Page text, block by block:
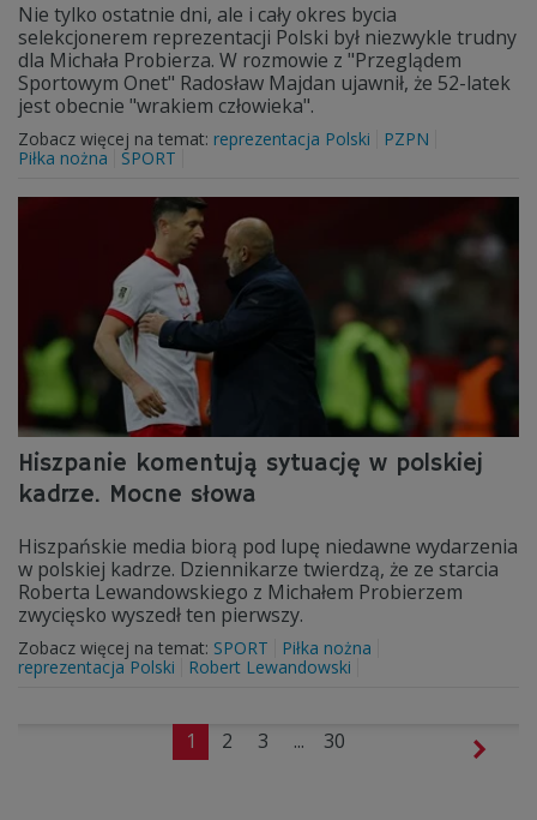
Nie tylko ostatnie dni, ale i cały okres bycia
selekcjonerem reprezentacji Polski był niezwykle trudny
dla Michała Probierza. W rozmowie z "Przeglądem
Sportowym Onet" Radosław Majdan ujawnił, że 52-latek
jest obecnie "wrakiem człowieka".
Zobacz więcej na temat: reprezentacja Polski
PZPN
Piłka nożna
SPORT
Hiszpanie komentują sytuację w polskiej
kadrze. Mocne słowa
Hiszpańskie media biorą pod lupę niedawne wydarzenia
w polskiej kadrze. Dziennikarze twierdzą, że ze starcia
Roberta Lewandowskiego z Michałem Probierzem
zwycięsko wyszedł ten pierwszy.
Zobacz więcej na temat: SPORT
Piłka nożna
reprezentacja Polski
Robert Lewandowski
1 2 3 ... 30